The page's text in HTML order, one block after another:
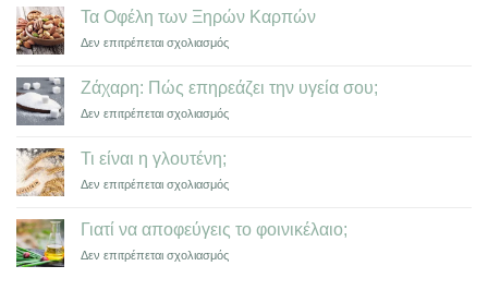
&
Οφέλη
της
Σοκολάτας
Τα Οφέλη των Ξηρών Καρπών
Δεν επιτρέπεται σχολιασμόςστο
Οφέλη
των
Ξηρών
Ζάχαρη: Πώς επηρεάζει την υγεία σου;
Δεν επιτρέπεται σχολιασμόςστο
την
σου;
Τι είναι η γλουτένη;
Δεν επιτρέπεται σχολιασμόςστο
η
γλουτένη;
Γιατί να αποφεύγεις το φοινικέλαιο;
Δεν επιτρέπεται σχολιασμόςστο